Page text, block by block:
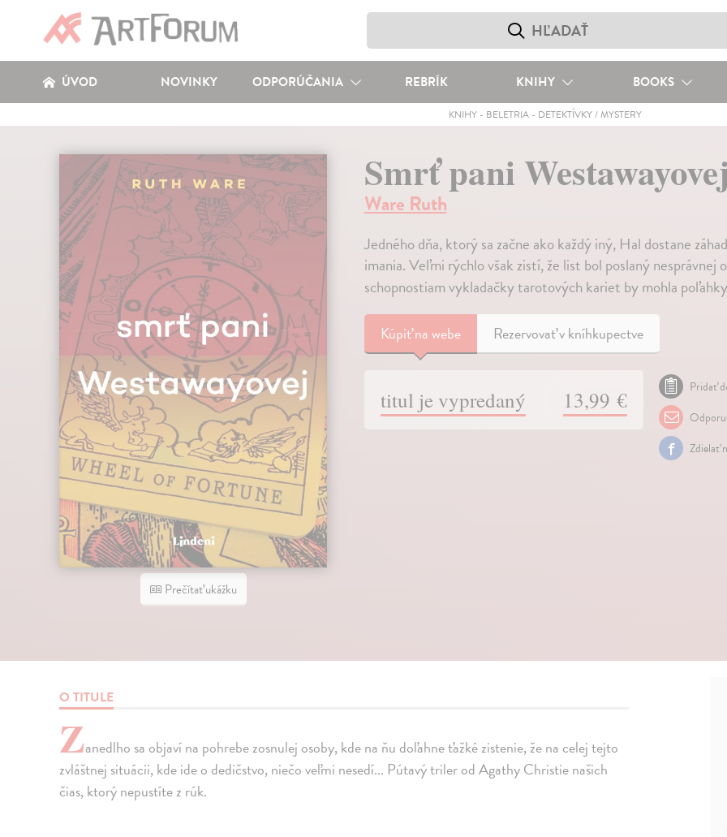
ÚVOD NOVINKY ODPORÚČANIA REBRÍK KNIHY BOOKS
KNIHY- BELETRIA- DETEKTÍVKY / MYSTERY
Prečítať ukážku
Smrť pani Westawayovej
Ware Ruth
Jedného dňa, ktorý sa začne ako každý iný, Hal dostane
imania. Veľmi rýchlo však zistí, že list bol poslaný nesprávnej
schopnostiam vykladačky tarotových kariet by mohla
Kúpiťna webe Rezervovať v kníhkupectve
titul je vypredaný 13,99 €
Pridať
Zdielať
O TITULE
Zanedlho sa objaví na pohrebe zosnulej osoby, kde na ňu doľahne ťažké zistenie, že na celej tejto
zvláštnej situácii, kde ide o dedičstvo, niečo veľmi nesedí... Pútavý triler od Agathy Christie našich
čias, ktorý nepustíte z rúk.